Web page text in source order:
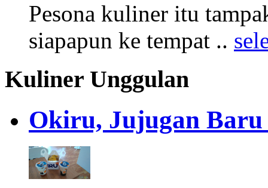
Pesona kuliner itu
siapapun ke tempat ..
Kuliner Unggulan
Okiru, Jujugan Baru